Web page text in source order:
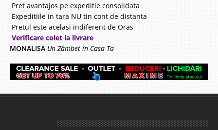
Pret avantajos pe expeditie consolidata
Expeditiile in tara NU tin cont de distanta
Pretul este acelasi indiferent de Oras
Verificare colet la livrare
MONALISA Un Zâmbet în Casa Ta